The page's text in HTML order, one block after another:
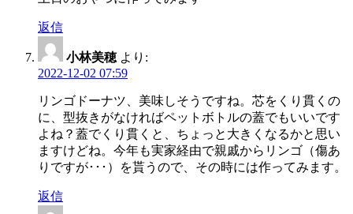
返信
小林美穂 より:
2022-12-02 07:59
リンゴドーナツ、美味しそうですね。芯をくり貫くの
に、型抜きがなければペットボトルの蓋でもいいです
よね？蓋でくり貫くと、ちょっと大きくなるかと思い
ますけどね。今年も実家経由で親戚からリンゴ（傷あ
りですが･･･）を貰うので、その時には作ってみます。
返信